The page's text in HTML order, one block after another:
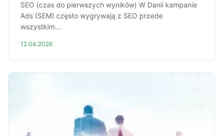
SEO (czas do pierwszych wyników) W Danii kampanie
Ads (SEM) często wygrywają z SEO przede
wszystkim...
12.04.2026